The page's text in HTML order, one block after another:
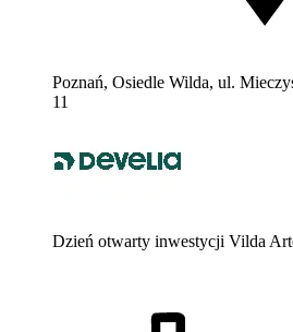
Poznań, Osiedle Wilda, ul.
11
Dzień otwarty inwestycji Vilda